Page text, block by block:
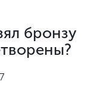
бронзу